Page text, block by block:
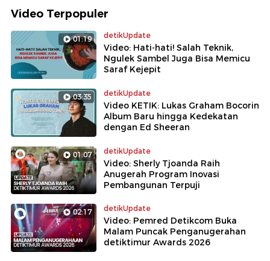
Video Terpopuler
01:19 detikUpdate
Video: Hati-hati! Salah Teknik,
Ngulek Sambel Juga Bisa Memicu
Saraf Kejepit
03:35 detikUpdate
Video KETIK: Lukas Graham Bocorin
Album Baru hingga Kedekatan
dengan Ed Sheeran
01:07 detikUpdate
Video: Sherly Tjoanda Raih
Anugerah Program Inovasi
Pembangunan Terpuji
02:17 detikUpdate
Video: Pemred Detikcom Buka
Malam Puncak Penganugerahan
detiktimur Awards 2026